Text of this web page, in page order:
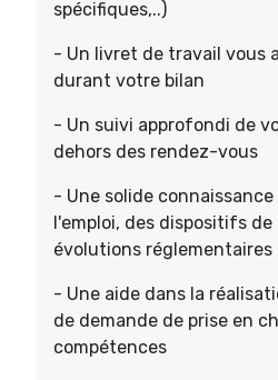
spécifiques,..)
- Un livret de travail vous
durant votre bilan
- Un suivi approfondi de
dehors des rendez-vous
- Une solide
l'emploi, des dispositifs
évolutions réglementaires
- Une aide dans la
de demande de prise en
compétences